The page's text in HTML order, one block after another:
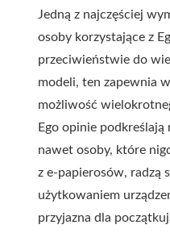
Jedną z najczęściej
osoby korzystające z
przeciwieństwie do
modeli, ten zapewnia
możliwość
Ego opinie podkreślają
nawet osoby, które
z e-papierosów, radzą
użytkowaniem
przyjazna dla